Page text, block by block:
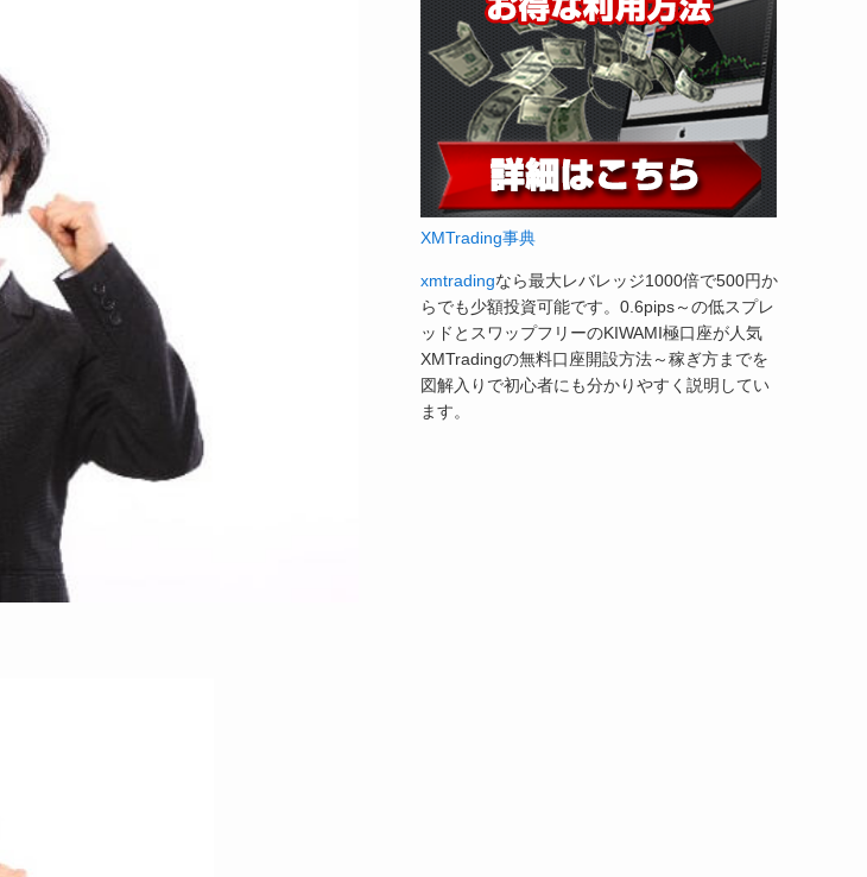
XMTrading事典
xmtradingなら最大レバレッジ1000倍で500円か
らでも少額投資可能です。0.6pips～の低スプレ
ッドとスワップフリーのKIWAMI極口座が人気
XMTradingの無料口座開設方法～稼ぎ方までを
図解入りで初心者にも分かりやすく説明してい
ます。